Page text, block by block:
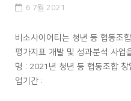
6 7월 2021
비소사이어티는 청년 등 협동조
평가지표 개발 및 성과분석 사
명 : 2021년 청년 등 협동조합
업기간 :